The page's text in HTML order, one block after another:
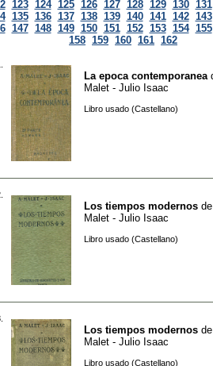
123 124 125 126 127 128 129 130 131
135 136 137 138 139 140 141 142 143
147 148 149 150 151 152 153 154 155
158 159 160 161 162
La epoca contemporanea
Malet - Julio Isaac
Libro usado (Castellano)
Los tiempos modernos
Malet - Julio Isaac
Libro usado (Castellano)
Los tiempos modernos
Malet - Julio Isaac
Libro usado (Castellano)